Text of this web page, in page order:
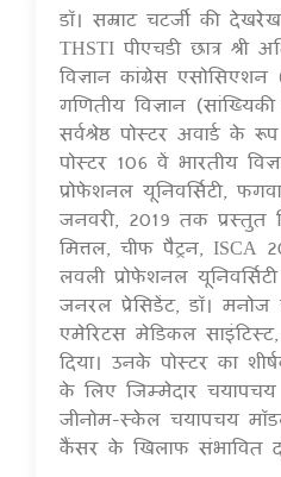
डॉ। सम्राट चटर्जी की
THSTI पीएचडी छात्र श्री
विज्ञान कांग्रेस एसोसिएशन
गणितीय विज्ञान
सर्वश्रेष्ठ पोस्टर अवार्ड के
पोस्टर 106 वें भारतीय
प्रोफेशनल यूनिवर्सिटी,
जनवरी, 2019 तक प्रस्तुत
मित्तल, चीफ पैट्रन, ISCA
लवली प्रोफेशनल
जनरल प्रेसिडेंट, डॉ। मनोज
एमेरिटस मेडिकल
दिया। उनके पोस्टर का
के लिए जिम्मेदार चयापचय
जीनोम-स्केल चयापचय
कैंसर के खिलाफ संभावित